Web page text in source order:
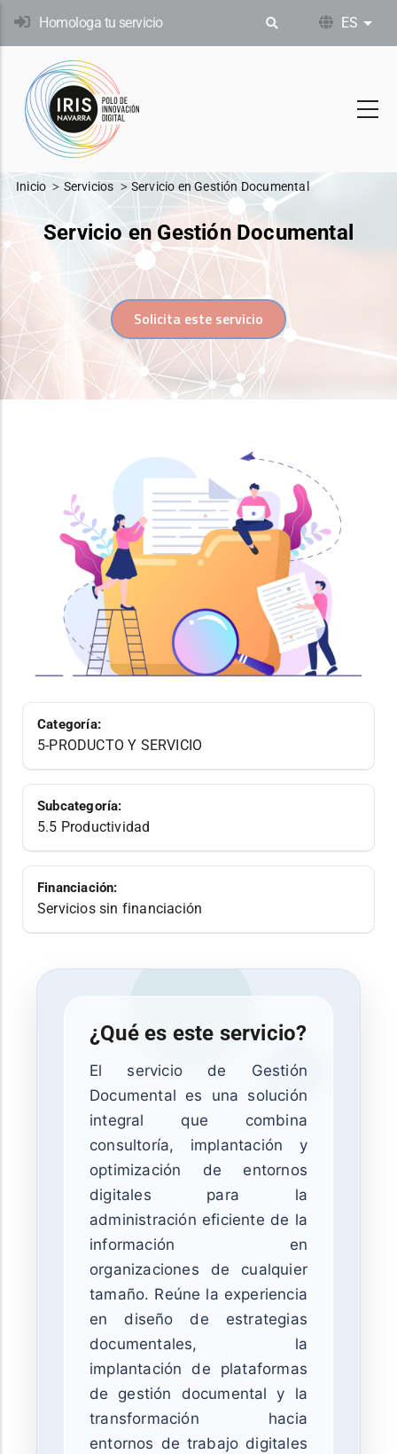
Pasar
contenido
principal
Homologa tu servicio ES
Servicio en Gestión Documental
Solicita este servicio
Inicio Servicios Servicio en Gestión Documental
Categoría:
5-PRODUCTO Y SERVICIO
Subcategoría:
5.5 Productividad
Financiación:
Servicios sin financiación
¿Qué es este servicio?
El servicio de Gestión
Documental es una solución
integral que combina
consultoría, implantación y
optimización de entornos
digitales para la
administración eficiente de la
información en
organizaciones de cualquier
tamaño. Reúne la experiencia
en diseño de estrategias
documentales, la
implantación de plataformas
de gestión documental y la
transformación hacia
entornos de trabajo digitales